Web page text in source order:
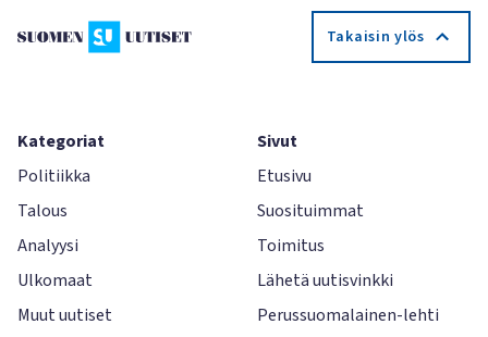
Takaisin ylös
Kategoriat
Politiikka
Talous
Analyysi
Ulkomaat
Muut uutiset
Sivut
Etusivu
Suosituimmat
Toimitus
Lähetä uutisvinkki
Perussuomalainen-lehti